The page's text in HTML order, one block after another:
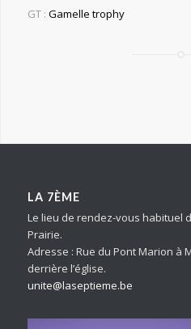
GT : Gamelle trophy
LA 7ÈME
Le lieu de rendez-vous habituel
Prairie.
Adresse : Rue du Pont Marion à
derrière l’église.
unite@laseptieme.be